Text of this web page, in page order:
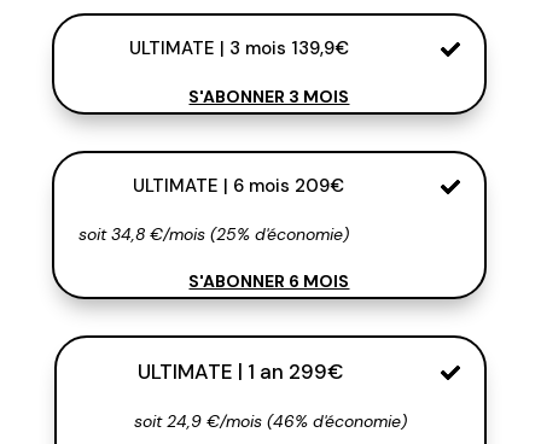
ULTIMATE | 3 mois 139,9€
S'ABONNER 3 MOIS
ULTIMATE | 6 mois 209€
soit 34,8 €/mois (25% d'économie)
S'ABONNER 6 MOIS
ULTIMATE | 1 an 299€
soit 24,9 €/mois (46% d'économie)